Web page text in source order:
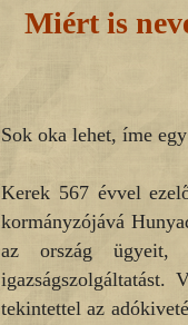
Miért is
Sok oka lehet, íme
Kerek 567 évvel
kormányzójává
az ország ügyeit,
igazságszolgáltatást.
tekintettel az